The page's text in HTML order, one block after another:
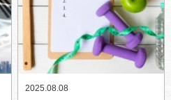
2025.08.08